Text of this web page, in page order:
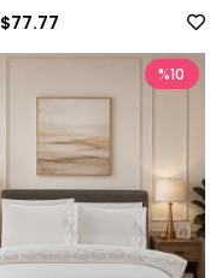
$77.77
%10